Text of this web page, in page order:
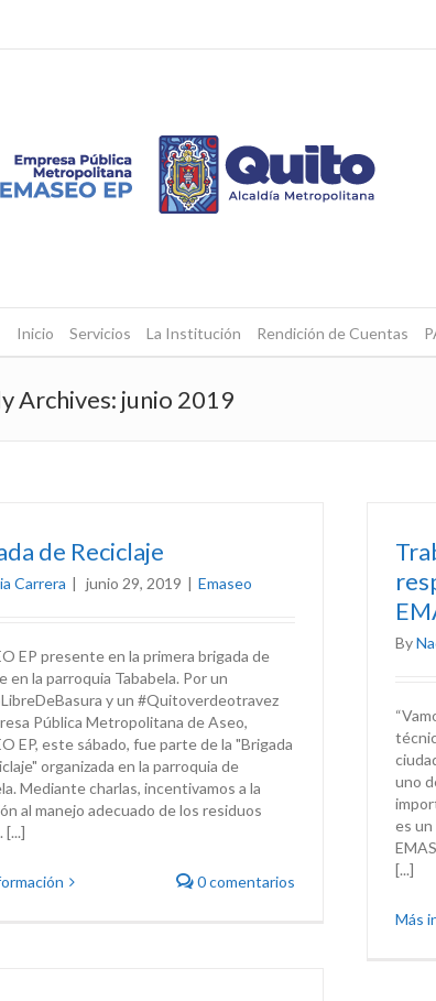
Inicio Servicios La Institución Rendición de Cuentas
Archives: junio 2019
de Reciclaje
Carrera | junio 29, 2019 | Emaseo
EP presente en la primera brigada de
en la parroquia Tababela. Por un
y un #Quitoverdeotravez
Pública Metropolitana de Aseo,
EP, este sábado, fue parte de la "Brigada
organizada en la parroquia de
Mediante charlas, incentivamos a la
al manejo adecuado de los residuos
[...]
0 comentarios
By
uno
es un
[...]
Más